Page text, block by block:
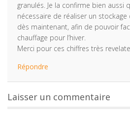
granulés. Je la confirme bien aussi
nécessaire de réaliser un
dès maintenant, afin de pouvoir
chauffage pour l’hiver.
Merci pour ces chiffres très
Répondre
Laisser un commentaire